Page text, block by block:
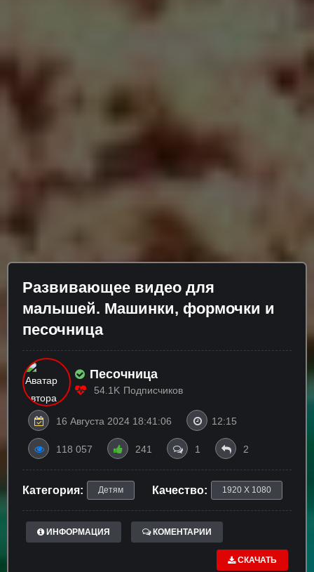
Развивающее видео для
малышей. Машинки, формочки и
песочница
Песочница
54.1K Подписчиков
16 Августа 2024 18:41:06 12:15
118 057 241 1 2
Категория: Детям Качество: 1920 X 1080
ИНФОРМАЦИЯ КОМЕНТАРИИ
СКАЧАТЬ